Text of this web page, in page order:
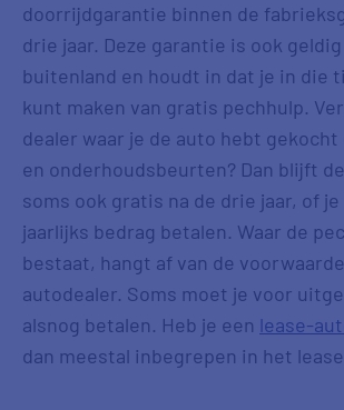
doorrijdgarantie binnen de
drie jaar. Deze garantie is ook
buitenland en houdt in dat je in die
kunt maken van gratis pechhulp.
dealer waar je de auto hebt gekocht
en onderhoudsbeurten? Dan blijft
soms ook gratis na de drie jaar, of
jaarlijks bedrag betalen. Waar de
bestaat, hangt af van de
autodealer. Soms moet je voor
alsnog betalen. Heb je een lease-
dan meestal inbegrepen in het